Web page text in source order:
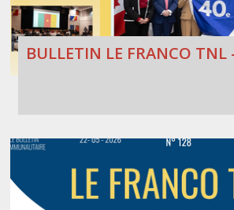
BULLETIN LE FRANCO TNL